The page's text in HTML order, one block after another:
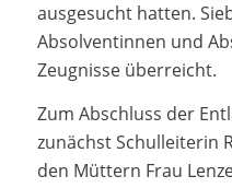
ausgesucht hatten.
Absolventinnen und
Zeugnisse überreicht.
Zum Abschluss der
zunächst Schulleiterin
den Müttern Frau